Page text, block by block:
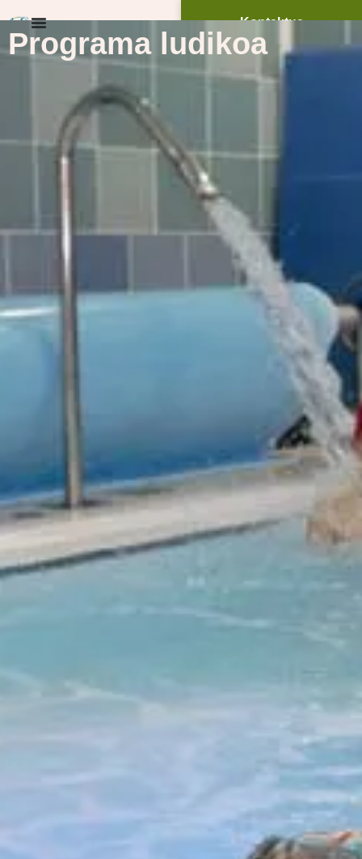
Kontaktua
Programa ludikoa